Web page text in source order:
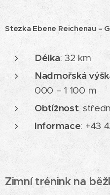
Stezka Ebene Reichenau –
Délka: 32 km
Nadmořská
000 – 1 100 m
Obtížnost:
Informace: +43
Zimní trénink na